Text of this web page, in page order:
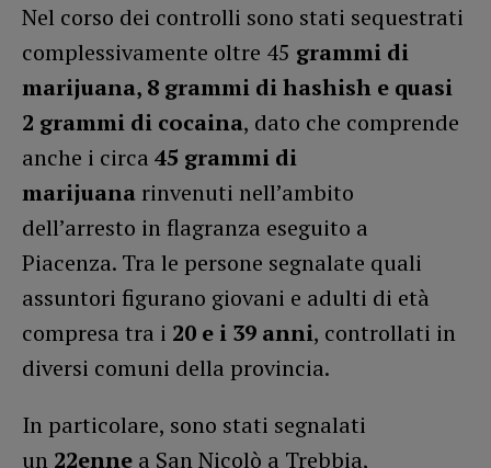
Nel corso dei controlli sono stati sequestrati
complessivamente oltre 45 grammi di
marijuana, 8 grammi di hashish e quasi
2 grammi di cocaina, dato che comprende
anche i circa 45 grammi di
marijuana rinvenuti nell’ambito
dell’arresto in flagranza eseguito a
Piacenza. Tra le persone segnalate quali
assuntori figurano giovani e adulti di età
compresa tra i 20 e i 39 anni, controllati in
diversi comuni della provincia.
In particolare, sono stati segnalati
un 22enne a San Nicolò a Trebbia,